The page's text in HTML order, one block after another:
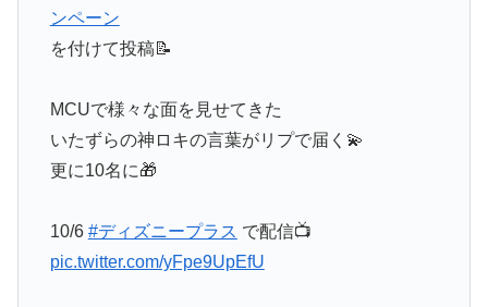
ンペーン
を付けて投稿📝
MCUで様々な面を見せてきた
いたずらの神ロキの言葉がリプで届く💫
更に10名に🎁
10/6 #ディズニープラス で配信📺
pic.twitter.com/yFpe9UpEfU